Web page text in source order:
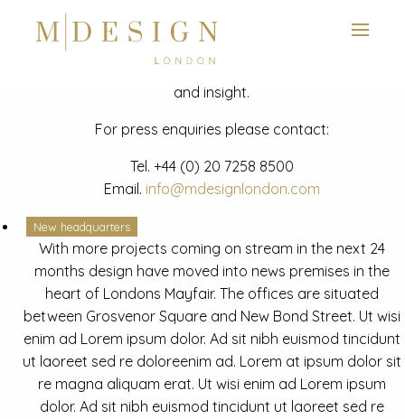
News
Latest mdesign development project and advisory news
and insight.
For press enquiries please contact:
Tel. +44 (0) 20 7258 8500
Email. info@mdesignlondon.com
New headquarters
With more projects coming on stream in the next 24
months design have moved into news premises in the
heart of Londons Mayfair. The offices are situated
between Grosvenor Square and New Bond Street. Ut wisi
enim ad Lorem ipsum dolor. Ad sit nibh euismod tincidunt
ut laoreet sed re doloreenim ad. Lorem at ipsum dolor sit
re magna aliquam erat. Ut wisi enim ad Lorem ipsum
dolor. Ad sit nibh euismod tincidunt ut laoreet sed re